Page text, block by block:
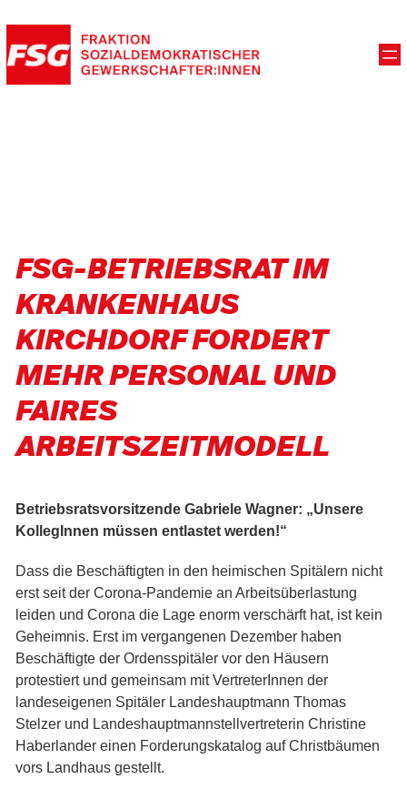
FSG-BETRIEBSRAT IM
KRANKENHAUS
KIRCHDORF FORDERT
MEHR PERSONAL UND
FAIRES
ARBEITSZEITMODELL
Betriebsratsvorsitzende Gabriele Wagner: „Unsere
KollegInnen müssen entlastet werden!“
Dass die Beschäftigten in den heimischen Spitälern nicht
erst seit der Corona-Pandemie an Arbeitsüberlastung
leiden und Corona die Lage enorm verschärft hat, ist kein
Geheimnis. Erst im vergangenen Dezember haben
Beschäftigte der Ordensspitäler vor den Häusern
protestiert und gemeinsam mit VertreterInnen der
landeseigenen Spitäler Landeshauptmann Thomas
Stelzer und Landeshauptmannstellvertreterin Christine
Haberlander einen Forderungskatalog auf Christbäumen
vors Landhaus gestellt.